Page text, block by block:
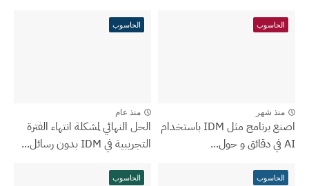
الحاسوب
منذ شهر
اصنع برنامج مثل IDM باستخدام
AI في دقائق و حول...
الحاسوب
منذ عام
الحل النهائي لمشكلة انتهاء الفترة
التجريبية في IDM بدون رسائل...
الحاسوب الحاسوب